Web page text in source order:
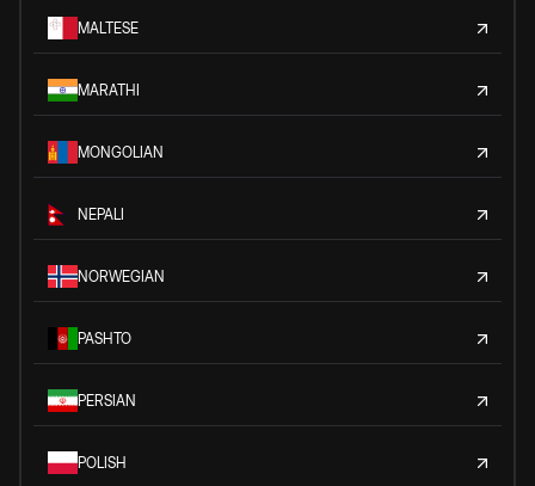
MALTESE
MARATHI
MONGOLIAN
NEPALI
NORWEGIAN
PASHTO
PERSIAN
POLISH